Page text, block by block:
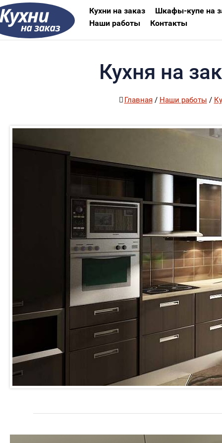
Кухни на заказ
Шкафы-купе на
Наши работы
Контакты
Кухня на
Главная / Наши работы /